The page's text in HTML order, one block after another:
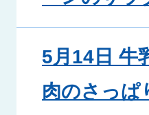
5月14日 牛
肉のさっぱ